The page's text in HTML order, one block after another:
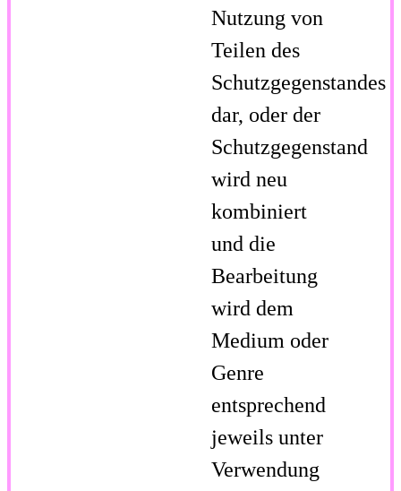
Nutzung von
Teilen des
Schutzgegenstandes
dar, oder der
Schutzgegenstand
wird neu
kombiniert
und die
Bearbeitung
wird dem
Medium oder
Genre
entsprechend
jeweils unter
Verwendung